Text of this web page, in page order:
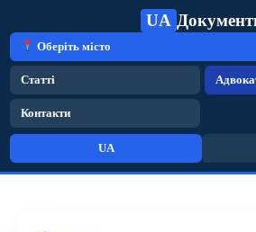
UA
Оберіть місто
Статті
Контакти
UA